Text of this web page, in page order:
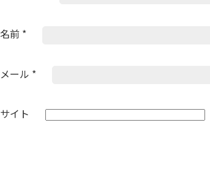
名前 *
メール *
サイト